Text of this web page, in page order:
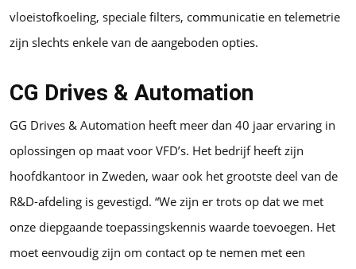
vloeistofkoeling, speciale filters, communicatie en telemetrie
zijn slechts enkele van de aangeboden opties.
CG Drives & Automation
GG Drives & Automation heeft meer dan 40 jaar ervaring in
oplossingen op maat voor VFD’s. Het bedrijf heeft zijn
hoofdkantoor in Zweden, waar ook het grootste deel van de
R&D-afdeling is gevestigd. “We zijn er trots op dat we met
onze diepgaande toepassingskennis waarde toevoegen. Het
moet eenvoudig zijn om contact op te nemen met een